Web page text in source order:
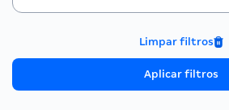
Limpar filtros
Aplicar filtros